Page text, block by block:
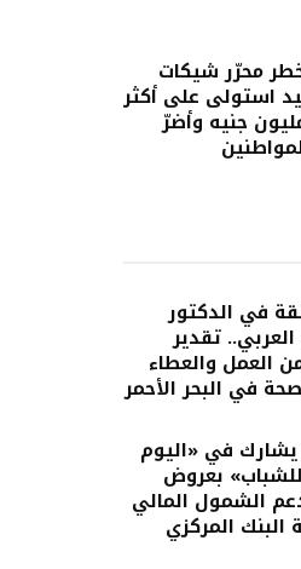
محرّر شيكات
استولى على أكثر
150 مليون جنيه وأضرّ
في الدكتور
تقدير
العمل والعطاء
في البحر الأحمر
في «اليوم
بعروض
الشمول المالي
البنك المركزي